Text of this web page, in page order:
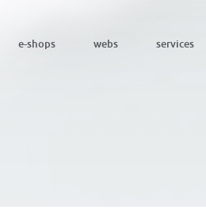
e-shops webs services